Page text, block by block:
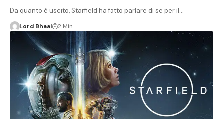
Da quanto è uscito, Starfield ha fatto parlare di se per il…
Lord Bhaal 2 Min